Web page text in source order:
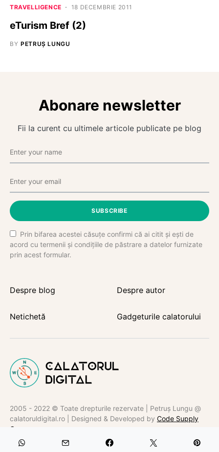
TRAVELLIGENCE 18 DECEMBRIE 2011
eTurism Bref (2)
BY PETRUȘ LUNGU
Abonare newsletter
Fii la curent cu ultimele articole publicate pe blog
SUBSCRIBE
Prin bifarea acestei căsuțe confirmi că ai citit și ești de
acord cu termenii și condițiile de păstrare a datelor furnizate
prin acest formular.
Despre blog Despre autor
Netichetă Gadgeturile calatorului
2005 - 2022 © Toate drepturile rezervate | Petruș Lungu @
calatoruldigital.ro | Designed & Developed by Code Supply
Co.